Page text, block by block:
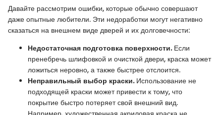
Давайте рассмотрим ошибки, которые обычно совершают
даже опытные любители. Эти недоработки могут негативно
сказаться на внешнем виде дверей и их долговечности:
Недостаточная подготовка поверхности.Если
пренебречь шлифовкой и очисткой двери, краска может
ложиться неровно, а также быстрее отслоится.
Неправильный выбор краски.Использование не
подходящей краски может привести к тому, что
покрытие быстро потеряет свой внешний вид.